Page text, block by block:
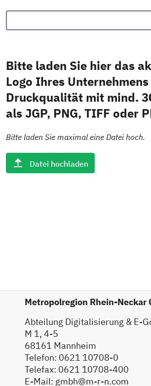
Bitte laden Sie hier das
Logo Ihres
Druckqualität mit mind.
als JGP, PNG, TIFF oder
Bitte laden Sie maximal eine Datei hoch.
Datei hochladen
Metropolregion Rhein-Neckar
Abteilung Digitalisierung & E-
M 1, 4-5
68161 Mannheim
Telefon: 0621 10708-0
Telefax: 0621 10708-400
E-Mail: gmbh@m-r-n.com